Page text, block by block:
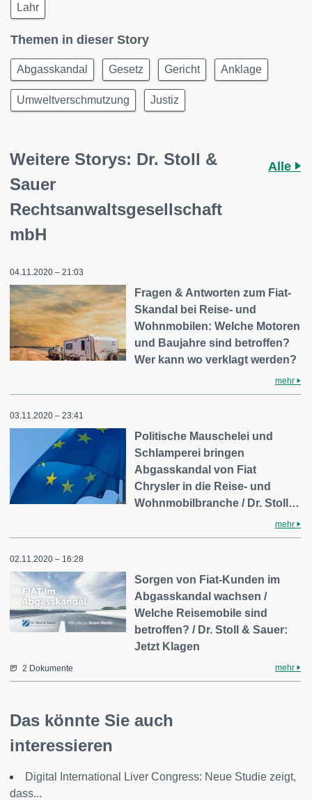
Lahr
Themen in dieser Story
Abgasskandal Gesetz Gericht Anklage
Umweltverschmutzung Justiz
Weitere Storys: Dr. Stoll &
Sauer
Rechtsanwaltsgesellschaft
mbH
Alle
04.11.2020 – 21:03
Fragen & Antworten zum Fiat-
Skandal bei Reise- und
Wohnmobilen: Welche Motoren
und Baujahre sind betroffen?
Wer kann wo verklagt werden?
mehr
03.11.2020 – 23:41
Politische Mauschelei und
Schlamperei bringen
Abgasskandal von Fiat
Chrysler in die Reise- und
Wohnmobilbranche / Dr. Stoll…
mehr
02.11.2020 – 16:28
Sorgen von Fiat-Kunden im
Abgasskandal wachsen /
Welche Reisemobile sind
betroffen? / Dr. Stoll & Sauer:
Jetzt Klagen
2 Dokumente mehr
Das könnte Sie auch
interessieren
Digital International Liver Congress: Neue Studie zeigt,
dass...